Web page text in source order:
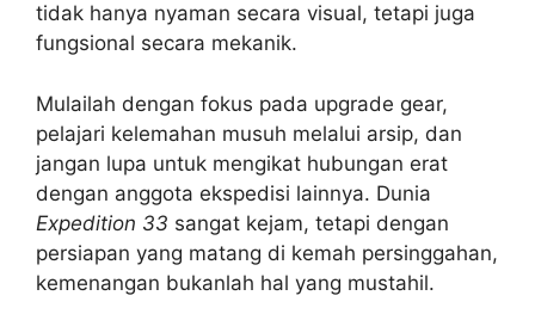
tidak hanya nyaman secara visual, tetapi juga
fungsional secara mekanik.
Mulailah dengan fokus pada upgrade gear,
pelajari kelemahan musuh melalui arsip, dan
jangan lupa untuk mengikat hubungan erat
dengan anggota ekspedisi lainnya. Dunia
Expedition 33 sangat kejam, tetapi dengan
persiapan yang matang di kemah persinggahan,
kemenangan bukanlah hal yang mustahil.